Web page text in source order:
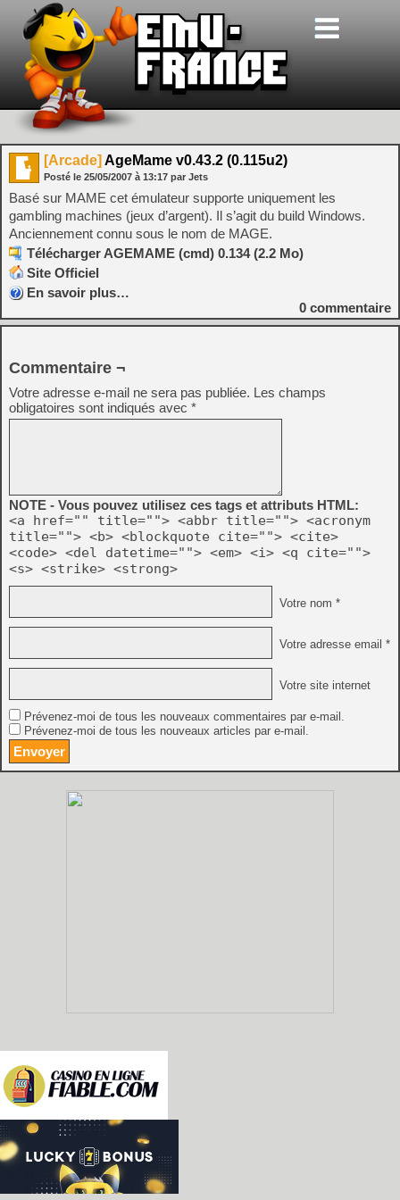
[Arcade] AgeMame v0.43.2 (0.115u2)
Posté le 25/05/2007 à 13:17 par Jets
Basé sur MAME cet émulateur supporte uniquement les
gambling machines (jeux d’argent). Il s’agit du build Windows.
Anciennement connu sous le nom de MAGE.
Télécharger AGEMAME (cmd) 0.134 (2.2 Mo)
Site Officiel
En savoir plus…
0 commentaire
Commentaire ¬
Votre adresse e-mail ne sera pas publiée. Les champs
obligatoires sont indiqués avec *
NOTE - Vous pouvez utilisez ces tags et attributs HTML:
<a href="" title=""> <abbr title=""> <acronym
title=""> <b> <blockquote cite=""> <cite>
<code> <del datetime=""> <em> <i> <q cite="">
<s> <strike> <strong>
Votre nom *
Votre adresse email *
Votre site internet
Prévenez-moi de tous les nouveaux commentaires par e-mail.
Prévenez-moi de tous les nouveaux articles par e-mail.